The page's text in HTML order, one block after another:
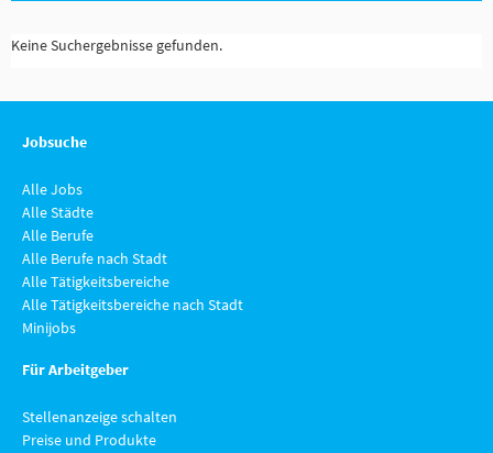
Keine Suchergebnisse gefunden.
Jobsuche
Alle Jobs
Alle Städte
Alle Berufe
Alle Berufe nach Stadt
Alle Tätigkeitsbereiche
Alle Tätigkeitsbereiche nach Stadt
Minijobs
Für Arbeitgeber
Stellenanzeige schalten
Preise und Produkte